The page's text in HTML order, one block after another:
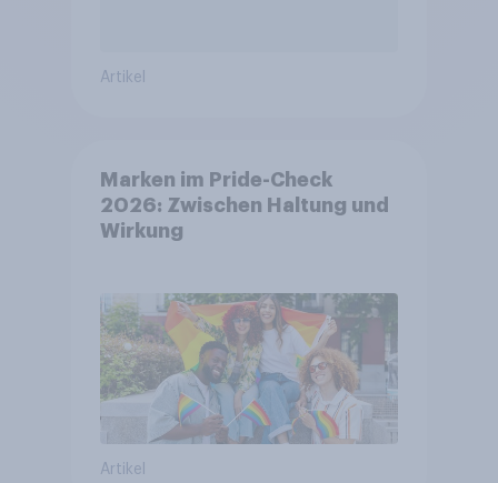
Artikel
Marken im Pride-Check
2026: Zwischen Haltung und
Wirkung
Artikel